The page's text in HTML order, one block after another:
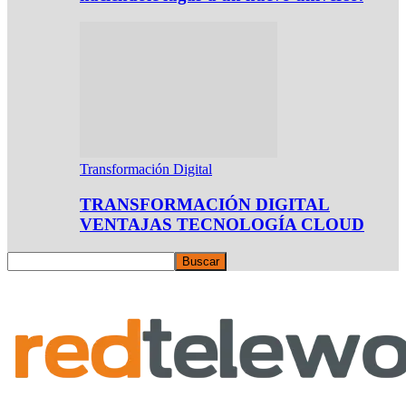
Transformación Digital
TRANSFORMACIÓN DIGITAL
VENTAJAS TECNOLOGÍA CLOUD